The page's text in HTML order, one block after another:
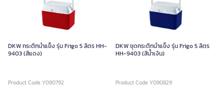
DKW กระติกน้ำแข็ง รุ่น Frigo 5 ลิตร HH-
9403 (สีแดง)
Product Code Y090792
DKW ชุดกระติกน้ำแข็ง รุ่น Frigo 5 ลิตร
HH-9403 (สีน้ำเงิน)
Product Code Y090829